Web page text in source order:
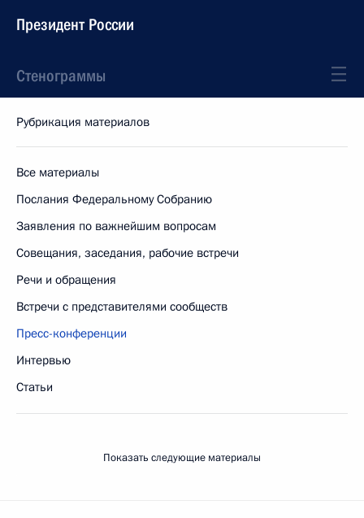
Президент России
Стенограммы
Рубрикация материалов
Все материалы
Послания Федеральному Собранию
Заявления по важнейшим вопросам
Совещания, заседания, рабочие встречи
Речи и обращения
Встречи с представителями сообществ
Пресс-конференции
Интервью
Статьи
Показать следующие материалы